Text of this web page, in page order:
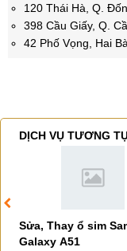
120 Thái Hà, Q.
398 Cầu Giấy, Q.
42 Phố Vọng, Hai
DỊCH VỤ TƯƠNG
Sửa, Thay ổ sim
Galaxy A51